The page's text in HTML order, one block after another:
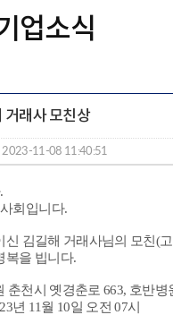
업소식
거래사 모친상
2023-11-08 11:40:51
회입니다.
신 김길해 거래사님의 모친(
복을 빕니다.
천시 옛경춘로 663, 호반병
년 11월 10일 오전 07시